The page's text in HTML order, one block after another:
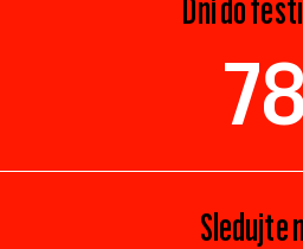
Dní do
78
Sledujte